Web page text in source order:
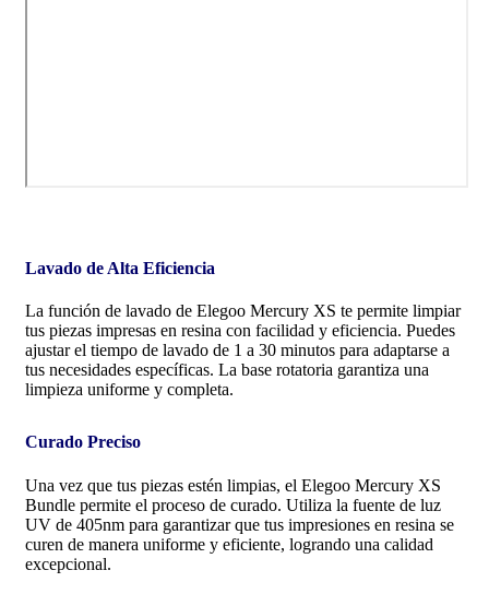
Lavado de Alta Eficiencia
La función de lavado de Elegoo Mercury XS te permite limpiar
tus piezas impresas en resina con facilidad y eficiencia. Puedes
ajustar el tiempo de lavado de 1 a 30 minutos para adaptarse a
tus necesidades específicas. La base rotatoria garantiza una
limpieza uniforme y completa.
Curado Preciso
Una vez que tus piezas estén limpias, el Elegoo Mercury XS
Bundle permite el proceso de curado. Utiliza la fuente de luz
UV de 405nm para garantizar que tus impresiones en resina se
curen de manera uniforme y eficiente, logrando una calidad
excepcional.